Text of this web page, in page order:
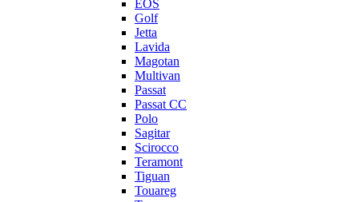
EOS
Golf
Jetta
Lavida
Magotan
Multivan
Passat
Passat CC
Polo
Sagitar
Scirocco
Teramont
Tiguan
Touareg